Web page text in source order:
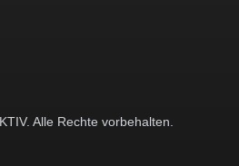
Alle Rechte vorbehalten.